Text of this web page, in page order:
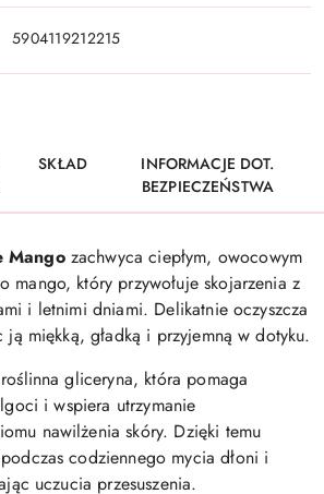
5904119212215
SKŁAD
INFORMACJE DOT.
BEZPIECZEŃSTWA
Mangozachwyca ciepłym, owocowym
mango, który przywołuje skojarzenia z
i letnimi dniami. Delikatnie oczyszcza
ją miękką, gładką i przyjemną w dotyku.
gliceryna, która pomaga
i wspiera utrzymanie
nawilżenia skóry. Dzięki temu
codziennego mycia dłoni i
uczucia przesuszenia.